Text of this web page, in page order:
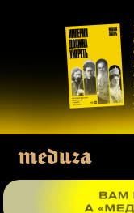
материалам